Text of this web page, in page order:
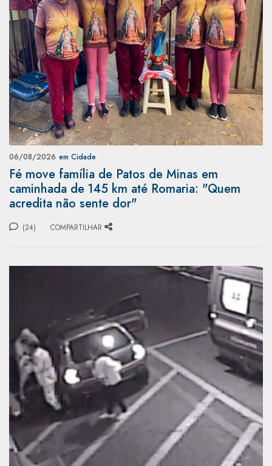
06/08/2026 em Cidade
Fé move família de Patos de Minas em
caminhada de 145 km até Romaria: "Quem
acredita não sente dor"
(24) COMPARTILHAR